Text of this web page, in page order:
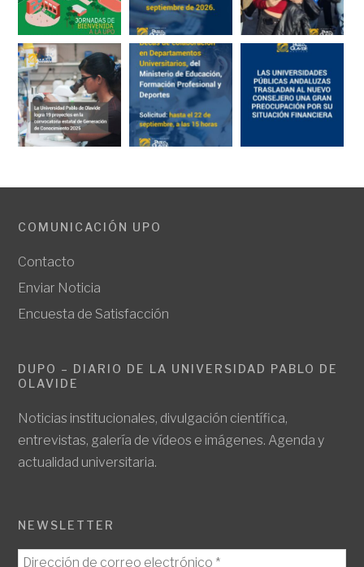
COMUNICACIÓN UPO
Contacto
Enviar Noticia
Encuesta de Satisfacción
DUPO – DIARIO DE LA UNIVERSIDAD PABLO DE
OLAVIDE
Noticias institucionales, divulgación científica,
entrevistas, galería de vídeos e imágenes. Agenda y
actualidad universitaria.
NEWSLETTER